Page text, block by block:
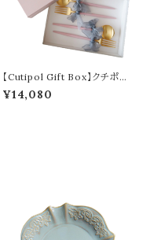
【Cutipol Gift Box】クチポー
ル GOA ゴールド 4本セット
¥14,080